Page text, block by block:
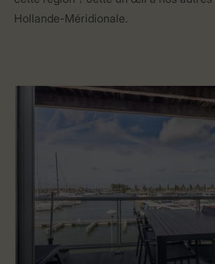
Hollande-Méridionale.